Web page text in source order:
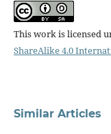
This work is licensed
ShareAlike 4.0
Similar Articles